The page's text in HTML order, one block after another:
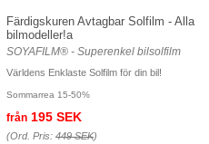
Färdigskuren Avtagbar Solfilm - Alla
bilmodeller!a
SOYAFILM® - Superenkel bilsolfilm
Världens Enklaste Solfilm för din bil!
Sommarrea 15-50%
från 195 SEK
(Ord. Pris: 449 SEK)